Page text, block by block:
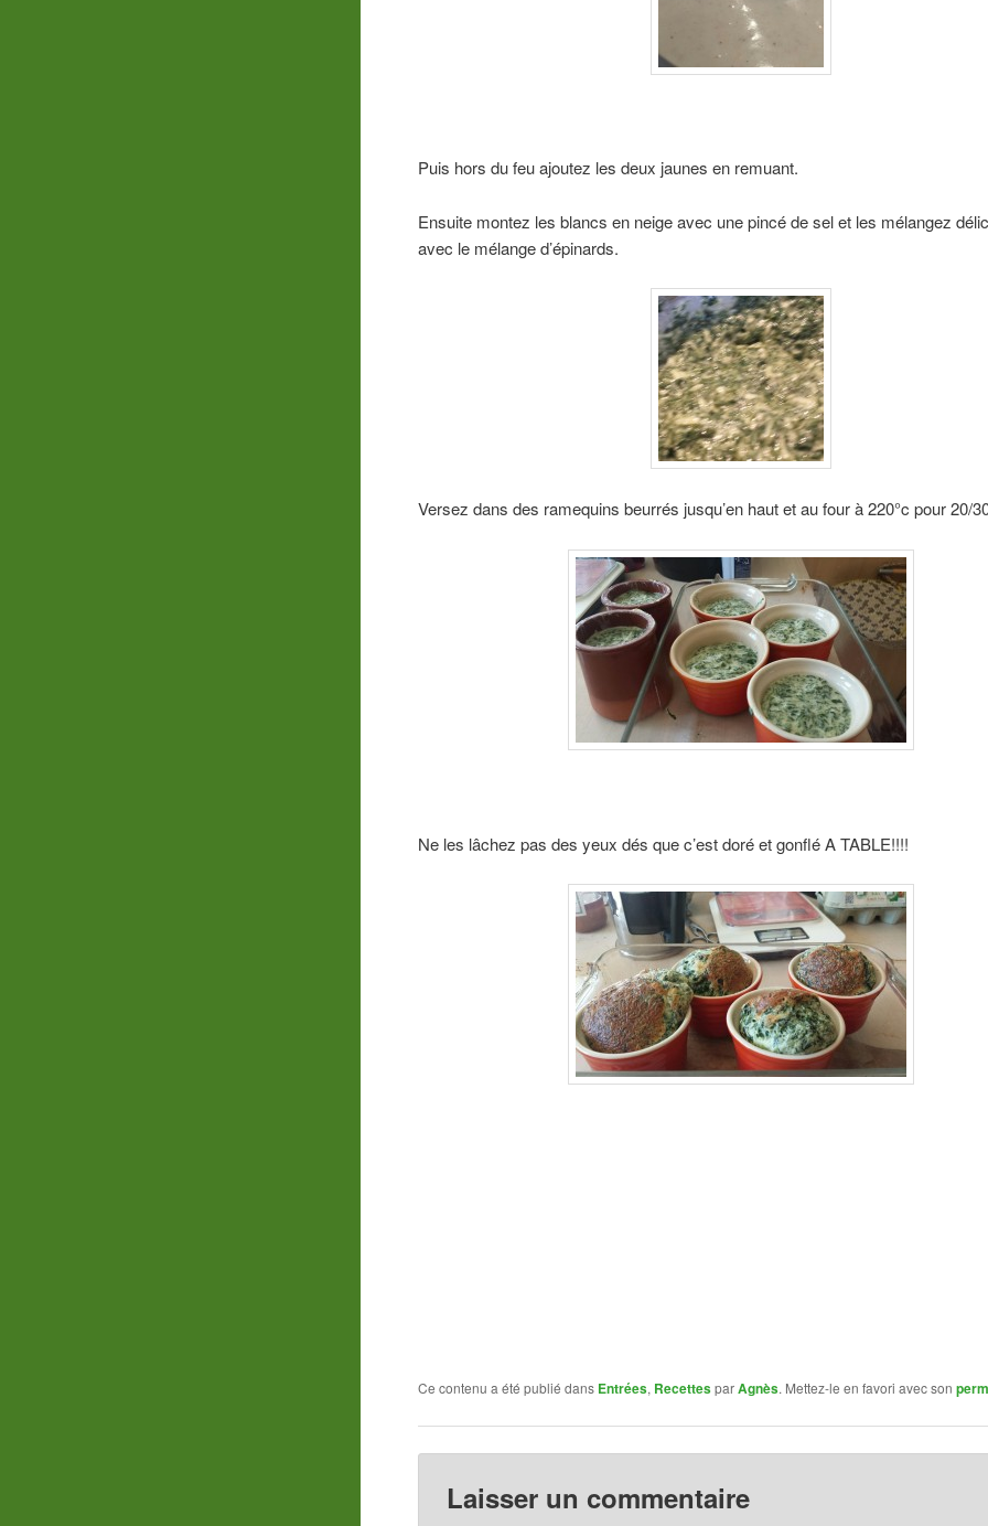
Puis hors du feu ajoutez les deux jaunes en remuant.
Ensuite montez les blancs en neige avec une pincé de sel et les mélangez
avec le mélange d’épinards.
Versez dans des ramequins beurrés jusqu’en haut et au four à 220°c pour 20/
Ne les lâchez pas des yeux dés que c’est doré et gonflé A TABLE!!!!
Ce contenu a été publié dans Entrées, RecettesparAgnès. Mettez-le en favori avec son
Laisser un commentaire